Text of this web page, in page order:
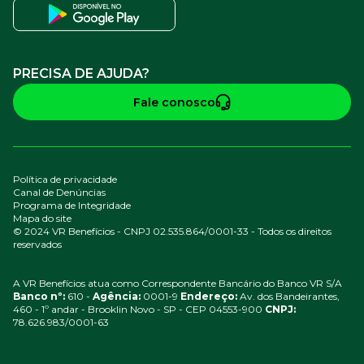
PRECISA DE AJUDA?
Fale conosco
© 2024 VR Benefícios - CNPJ 02.535.864/0001-33 - Todos os direitos
reservados
Política de privacidade
Canal de Denúncias
Programa de Integridade
Mapa do site
A VR Benefícios atua como Correspondente Bancário do Banco VR S/A
Banco nº: 610 - Agência: 0001-9 Endereço: Av. dos Bandeirantes,
460 - 1º andar - Brooklin Novo - SP - CEP 04553-900 CNPJ:
78.626.983/0001-63